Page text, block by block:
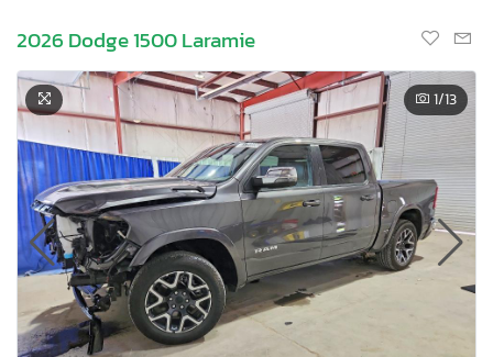
2026 Dodge 1500 Laramie
1/13